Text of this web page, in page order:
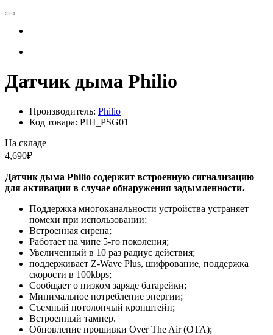
Датчик дыма Philio
Производитель: Philio
Код товара: PHI_PSG01
На складе
4,690₽
Датчик дыма Philio содержит встроенную сигнализацию
для активации в случае обнаружения задымленности.
Поддержка многоканальности устройства устраняет
помехи при использовании;
Встроенная сирена;
Работает на чипе 5-го поколения;
Увеличенный в 10 раз радиус действия;
поддерживает Z-Wave Plus, шифрование, поддержка
скорости в 100kbps;
Сообщает о низком заряде батарейки;
Минимальное потребление энергии;
Съемный потолончый кронштейн;
Встроенный тампер.
Обновление прошивки Over The Air (OTA);